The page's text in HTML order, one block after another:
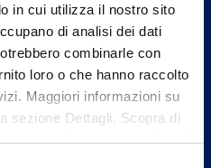
in cui utilizza il nostro sito
di analisi dei dati
combinarle con
loro o che hanno raccolto
Maggiori informazioni su
sezione Dettagli. Scopra di
e come trattiamo i